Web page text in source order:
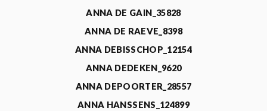
ANNA DE GAIN_35828
ANNA DE RAEVE_8398
ANNA DEBISSCHOP_12154
ANNA DEDEKEN_9620
ANNA DEPOORTER_28557
ANNA HANSSENS_124899